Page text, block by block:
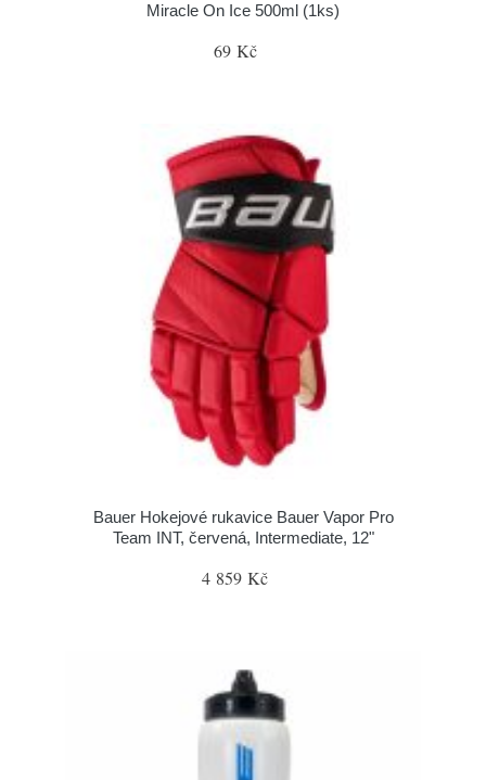
Miracle On Ice 500ml (1ks)
69 Kč
Bauer Hokejové rukavice Bauer Vapor Pro
Team INT, červená, Intermediate, 12"
4 859 Kč